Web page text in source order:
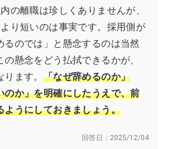
の離職は珍しくありませんが、
より短いのは事実です。採用側が
るのでは」と懸念するのは当然
懸念をどう払拭できるかが、
ます。 「なぜ辞めるのか」
のか」を明確にしたうえで、前
ようにしておきましょう。
回答日： 2025/12/04